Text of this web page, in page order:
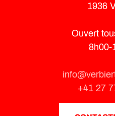
1936
Ouvert
8h00-
+41 27